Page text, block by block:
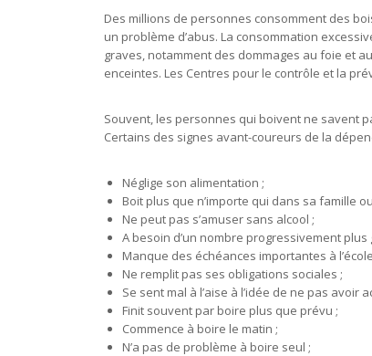
Des millions de personnes consomment des
un problème d’abus. La consommation
graves, notamment des dommages au foie et
enceintes. Les Centres pour le contrôle et la
Souvent, les personnes qui boivent ne savent
Certains des signes avant-coureurs de la
Néglige son alimentation ;
Boit plus que n’importe qui dans sa famille
Ne peut pas s’amuser sans alcool ;
A besoin d’un nombre progressivement
Manque des échéances importantes à
Ne remplit pas ses obligations sociales ;
Se sent mal à l’aise à l’idée de ne pas avoir
Finit souvent par boire plus que prévu ;
Commence à boire le matin ;
N’a pas de problème à boire seul ;